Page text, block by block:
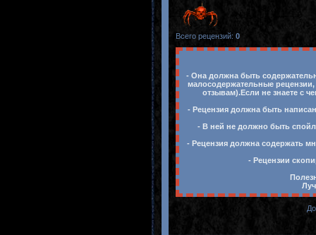
Всего рецензий: 0
- Она должна быть
малосодержательные
отзывам).Если не знаете с
- Рецензия должна быть
- В ней не должно быть
- Рецензия должна содержать
- Рецензии